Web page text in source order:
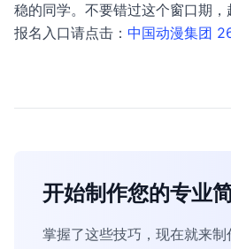
稳的同学。不要错过这个窗口期
报名入口请点击： 中国动漫集团
开始制作您的专业
掌握了这些技巧，现在就来